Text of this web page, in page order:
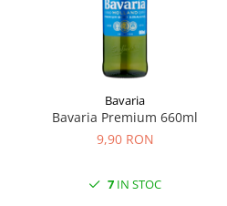
Bavaria
Bavaria Premium 660ml
9,90 RON
7 IN STOC